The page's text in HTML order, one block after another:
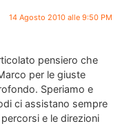
14 Agosto 2010 alle 9:50 PM
pensiero che
per le giuste
Speriamo e
ci assistano sempre
e le direzioni